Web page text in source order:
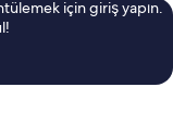
için giriş yapın.